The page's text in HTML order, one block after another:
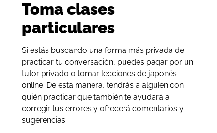
Toma clases
particulares
Si estás buscando una forma más privada de
practicar tu conversación, puedes pagar por un
tutor privado o tomar lecciones de japonés
online. De esta manera, tendrás a alguien con
quién practicar que también te ayudará a
corregir tus errores y ofrecerá comentarios y
sugerencias.